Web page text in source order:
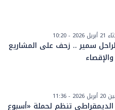
- 10:20
سمير .. زحف على المشاريع
- 11:36
الديمقراطي تنظم لحملة «أسبوع